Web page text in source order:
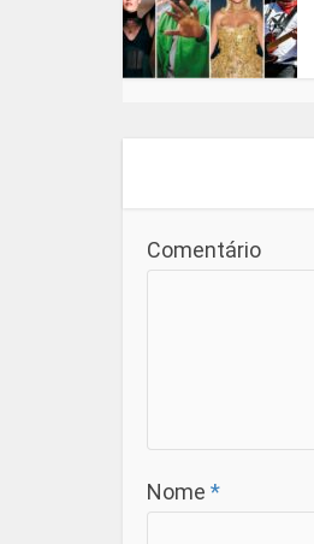
Comentário
Nome *